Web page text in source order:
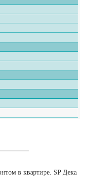
в квартире. SP Дека